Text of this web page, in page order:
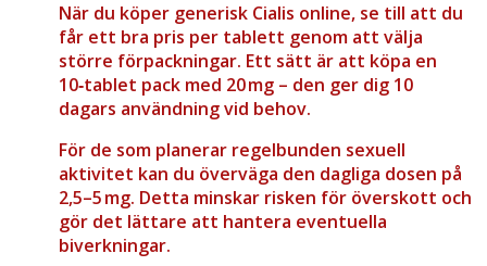
När du köper generisk Cialis online, se till att du
får ett bra pris per tablett genom att välja
större förpackningar. Ett sätt är att köpa en
10‑tablet pack med 20 mg – den ger dig 10
dagars användning vid behov.
För de som planerar regelbunden sexuell
aktivitet kan du överväga den dagliga dosen på
2,5–5 mg. Detta minskar risken för överskott och
gör det lättare att hantera eventuella
biverkningar.